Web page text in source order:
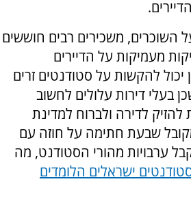
השוכרים, משכירים רבים חוששים
מעמיקות על הדיירים
יכול להקשות על סטודנטים זרים
בעלי דירות עלולים לחשוב
לדירה ולברוח למדינת
שבעת חתימה על חוזה עם
ערבויות מהורי הסטודנט, מה
ישראלים הלומדים